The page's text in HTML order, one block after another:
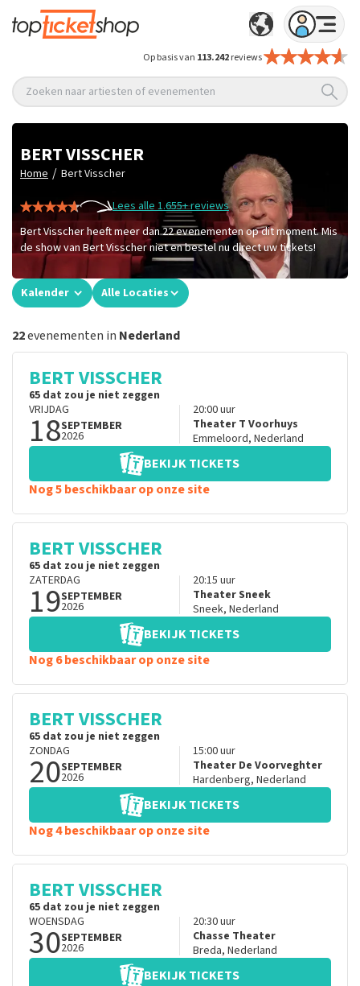
Op basis van 113.242reviews
Zoeken naar artiesten of evenementen
BERT VISSCHER
Home / Bert Visscher
Lees alle 1.655+ reviews
Bert Visscher heeft meer dan 22 evenementen op dit moment. Mis
de show van Bert Visscher niet en bestel nu direct uw tickets!
Kalender Alle Locaties
22evenementen in Nederland
BERT VISSCHER
65 dat zou je niet zeggen
VRIJDAG
18SEPTEMBER
2026
20:00uur
Theater T Voorhuys
Emmeloord, Nederland
BEKIJK TICKETS
Nog 5 beschikbaar op onze site
BERT VISSCHER
65 dat zou je niet zeggen
ZATERDAG
19SEPTEMBER
2026
20:15 uur
Theater Sneek
Sneek, Nederland
BEKIJK TICKETS
Nog 6 beschikbaar op onze site
BERT VISSCHER
65 dat zou je niet zeggen
ZONDAG
20SEPTEMBER
2026
15:00uur
Theater De Voorveghter
Hardenberg, Nederland
BEKIJK TICKETS
Nog 4 beschikbaar op onze site
BERT VISSCHER
65 dat zou je niet zeggen
WOENSDAG
30SEPTEMBER
2026
20:30uur
Chasse Theater
Breda, Nederland
BEKIJK TICKETS